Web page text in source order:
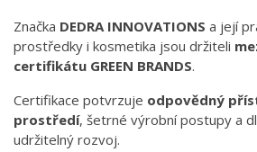
Značka DEDRA INNOVATIONS a její
prostředky i kosmetika jsou držiteli
certifikátu GREEN BRANDS.
Certifikace potvrzuje odpovědný
prostředí, šetrné výrobní postupy a
udržitelný rozvoj.